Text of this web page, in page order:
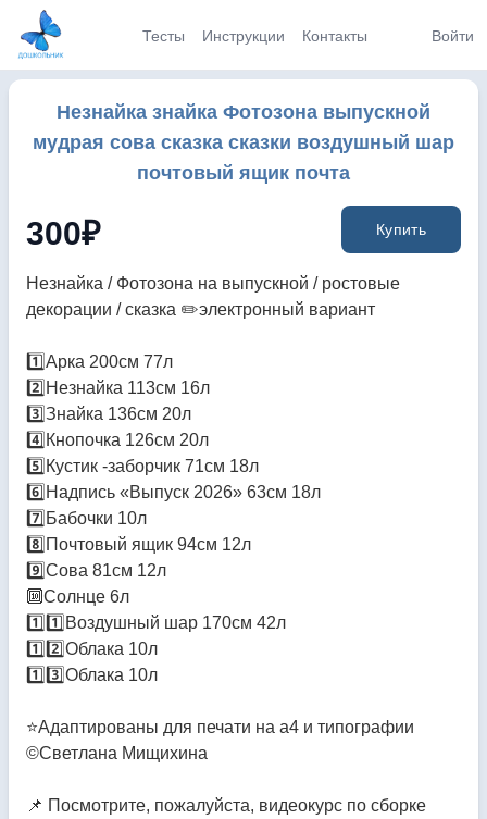
Тесты Инструкции Контакты Войти
Незнайка знайка Фотозона выпускной
мудрая сова сказка сказки воздушный шар
почтовый ящик почта
300₽ Купить
Незнайка / Фотозона на выпускной / ростовые
декорации / сказка ✏️электронный вариант
1️⃣Арка 200см 77л
2️⃣Незнайка 113см 16л
3️⃣Знайка 136см 20л
4️⃣Кнопочка 126см 20л
5️⃣Кустик -заборчик 71см 18л
6️⃣Надпись «Выпуск 2026» 63см 18л
7️⃣Бабочки 10л
8️⃣Почтовый ящик 94см 12л
9️⃣Сова 81см 12л
🔟Солнце 6л
1️⃣1️⃣Воздушный шар 170см 42л
1️⃣2️⃣Облака 10л
1️⃣3️⃣Облака 10л
⭐Адаптированы для печати на а4 и типографии
©Светлана Мищихина
📌 Посмотрите, пожалуйста, видеокурс по сборке